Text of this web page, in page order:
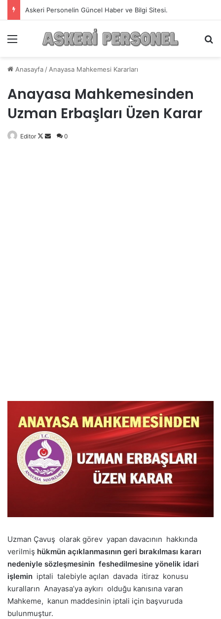
Askeri Personelin Güncel Haber ve Bilgi Sitesi.
Anasayfa / Anayasa Mahkemesi Kararları
Anayasa Mahkemesinden
Uzman Erbaşları Üzen Karar
Editor
Follow
Bir
0
Uzman Çavuş olarak görev yapan davacının hakkında
verilmiş hükmün açıklanmasının geri bırakılması kararı
nedeniyle sözleşmesinin feshedilmesine yönelik idari
işlemin iptali talebiyle açılan davada itiraz konusu
kuralların Anayasa’ya aykırı olduğu kanısına varan
Mahkeme, kanun maddesinin iptali için başvuruda
bulunmuştur.